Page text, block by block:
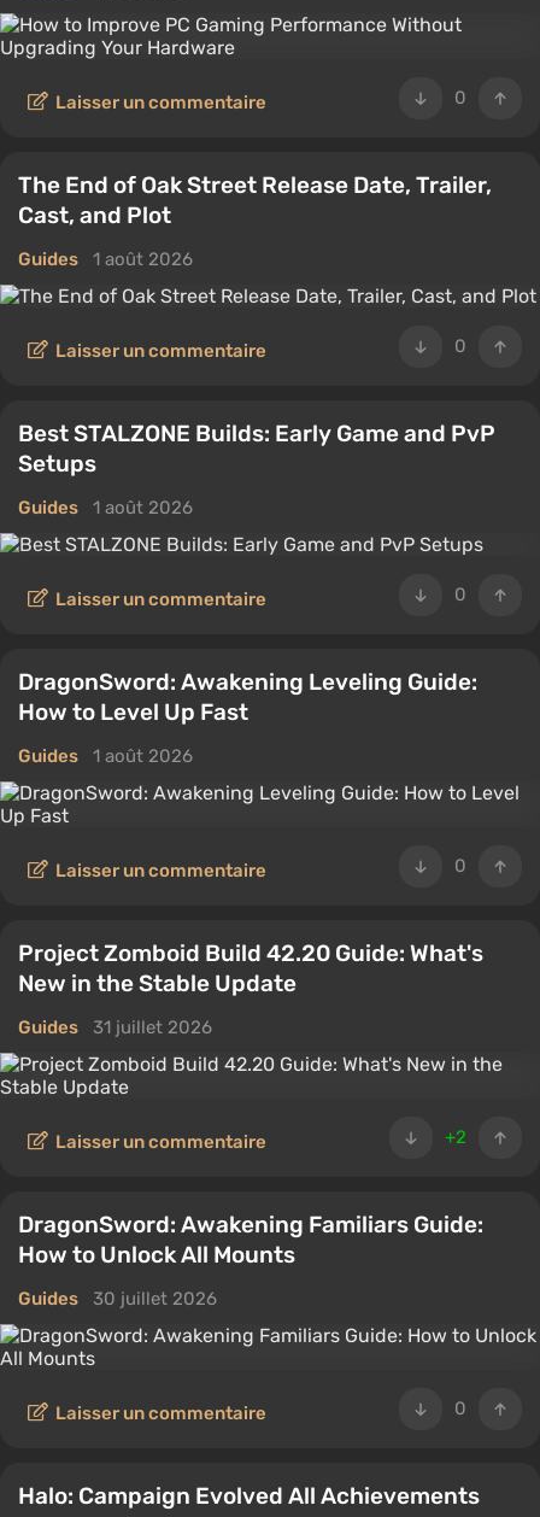
0
Laisser un commentaire
The End of Oak Street Release Date, Trailer,
Cast, and Plot
Guides 1 août 2026
0
Laisser un commentaire
Best STALZONE Builds: Early Game and PvP
Setups
Guides 1 août 2026
0
Laisser un commentaire
DragonSword: Awakening Leveling Guide:
How to Level Up Fast
Guides 1 août 2026
0
Laisser un commentaire
Project Zomboid Build 42.20 Guide: What's
New in the Stable Update
Guides 31 juillet 2026
+2
Laisser un commentaire
DragonSword: Awakening Familiars Guide:
How to Unlock All Mounts
Guides 30 juillet 2026
0
Laisser un commentaire
Halo: Campaign Evolved All Achievements